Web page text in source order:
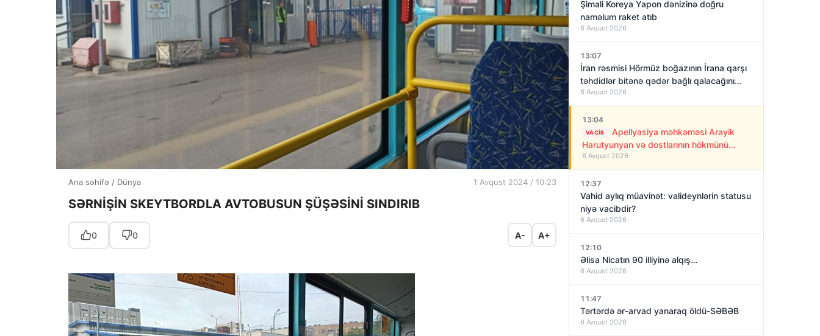
Ana səhifə / Dünya 1 Avqust 2024 / 10:23
SƏRNİŞİN SKEYTBORDLA AVTOBUSUN ŞÜŞƏSİNİ SINDIRIB
0 0 A- A+
Şimali Koreya Yapon dənizinə doğru
naməlum raket atıb
6 Avqust 2026
13:07
İran rəsmisi Hörmüz boğazının İrana qarşı
təhdidlər bitənə qədər bağlı qalacağını
deyir
6 Avqust 2026
13:04
VACIB
Apellyasiya məhkəməsi Arayik
Harutyunyan və dostlarının hökmünü
qüvvədə saxladı!
6 Avqust 2026
12:37
Vahid aylıq müavinət: valideynlərin statusu
niyə vacibdir?
6 Avqust 2026
12:10
Əlisa Nicatın 90 illiyinə alqış…
6 Avqust 2026
11:47
Tərtərdə ər-arvad yanaraq öldü-SƏBƏB
6 Avqust 2026